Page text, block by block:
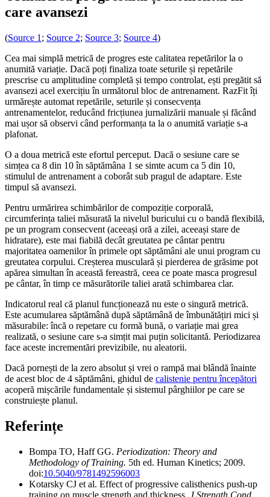
care avansezi
(Source 1 ; Source 2; Source 3; Source 4)
Cea mai simplă metrică de progres este calitatea repetărilor la o
anumită variație. Dacă poți finaliza toate seturile și repetările
prescrise cu amplitudine completă și tempo controlat, ești pregătit să
avansezi acel exercițiu în următorul bloc de antrenament. RazFit îți
urmărește automat repetările, seturile și consecvența
antrenamentelor, reducând fricțiunea jurnalizării manuale și făcând
mai ușor să observi când performanța ta la o anumită variație s-a
plafonat.
O a doua metrică este efortul perceput. Dacă o sesiune care se
simțea ca 8 din 10 în săptămâna 1 se simte acum ca 5 din 10,
stimulul de antrenament a coborât sub pragul de adaptare. Este
timpul să avansezi.
Pentru urmărirea schimbărilor de compoziție corporală,
circumferința taliei măsurată la nivelul buricului cu o bandă flexibilă,
pe un program consecvent (aceeași oră a zilei, aceeași stare de
hidratare), este mai fiabilă decât greutatea pe cântar pentru
majoritatea oamenilor în primele opt săptămâni ale unui program cu
greutatea corpului. Creșterea musculară și pierderea de grăsime pot
apărea simultan în această fereastră, ceea ce poate masca progresul
pe cântar, în timp ce măsurătorile taliei arată schimbarea clar.
Indicatorul real că planul funcționează nu este o singură metrică.
Este acumularea săptămână după săptămână de îmbunătățiri mici și
măsurabile: încă o repetare cu formă bună, o variație mai grea
realizată, o sesiune care s-a simțit mai puțin solicitantă. Periodizarea
face aceste incrementări previzibile, nu aleatorii.
Dacă pornești de la zero absolut și vrei o rampă mai blândă înainte
de acest bloc de 4 săptămâni, ghidul de calistenie pentru începători
acoperă mișcările fundamentale și sistemul pârghiilor pe care se
construiește planul.
Referințe
Bompa TO, Haff GG. Periodization: Theory and
Methodology of Training. 5th ed. Human Kinetics; 2009.
doi:10.5040/9781492596003
Kotarsky CJ et al. Effect of progressive calisthenics push-up